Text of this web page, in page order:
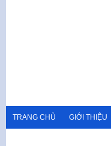
TRANG CHỦ GIỚI THIỆU